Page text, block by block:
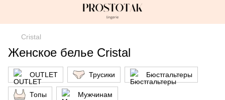
Cristal
Женское белье Cristal
OUTLET Трусики Бюстгальтеры
Топы Мужчинам